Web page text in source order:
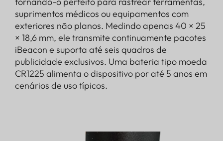
suprimentos médicos ou equipamentos com
exteriores não planos. Medindo apenas 40 × 25
× 18,6 mm, ele transmite continuamente pacotes
iBeacon e suporta até seis quadros de
publicidade exclusivos. Uma bateria tipo moeda
CR1225 alimenta o dispositivo por até 5 anos em
cenários de uso típicos.